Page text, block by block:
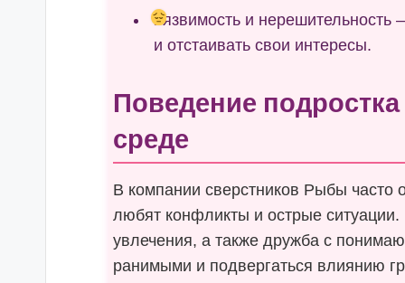
Уязвимость и нерешительность
и отстаивать свои интересы.
Поведение
среде
В компании сверстников Рыбы часто
любят конфликты и острые
увлечения, а также дружба с
ранимыми и подвергаться влиянию